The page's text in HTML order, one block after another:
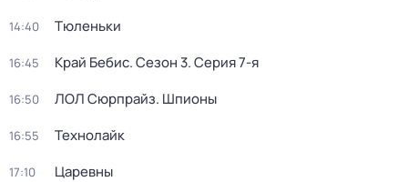
14:40 Тюленьки
16:45 Край Бебис. Сезон 3. Серия 7-я
16:50 ЛОЛ Сюрпрайз. Шпионы
16:55 Технолайк
17:10 Царевны